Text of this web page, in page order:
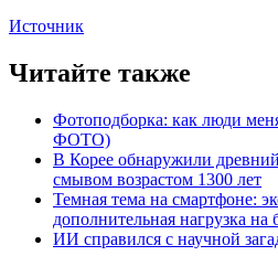
Источник
Читайте также
Фотоподборка: как люди
ФОТО)
В Корее обнаружили
смывом возрастом 1300 лет
Темная тема на смартфоне:
дополнительная нагрузка на
ИИ справился с научной